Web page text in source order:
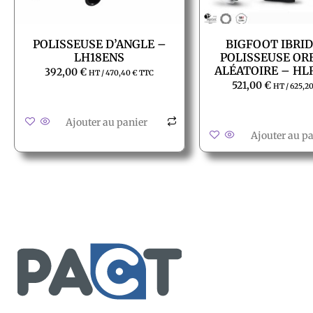
POLISSEUSE D’ANGLE –
LH18ENS
392,00€ HT /470,40€TTC
Ajouter au panier
BIGFOOT
POLISSEUSE
ALÉATOIRE –
521,00€ HT /
Ajouter au